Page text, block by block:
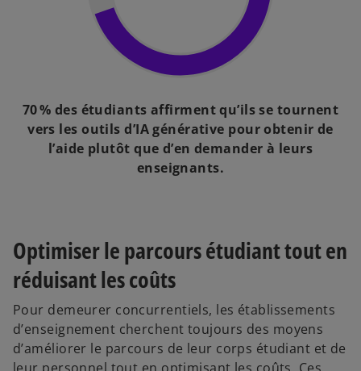
70 % des étudiants affirment qu’ils se tournent
vers les outils d’IA générative pour obtenir de
l’aide plutôt que d’en demander à leurs
enseignants.
Optimiser le parcours étudiant tout en
réduisant les coûts
Pour demeurer concurrentiels, les établissements
d’enseignement cherchent toujours des moyens
d’améliorer le parcours de leur corps étudiant et de